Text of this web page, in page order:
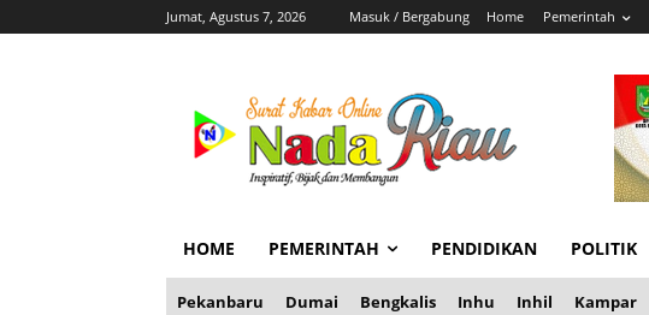
Jumat, Agustus 7, 2026 Masuk / Bergabung Home Pemerintah
HOME PEMERINTAH PENDIDIKAN POLITIK
Pekanbaru Dumai Bengkalis Inhu Inhil Kampar